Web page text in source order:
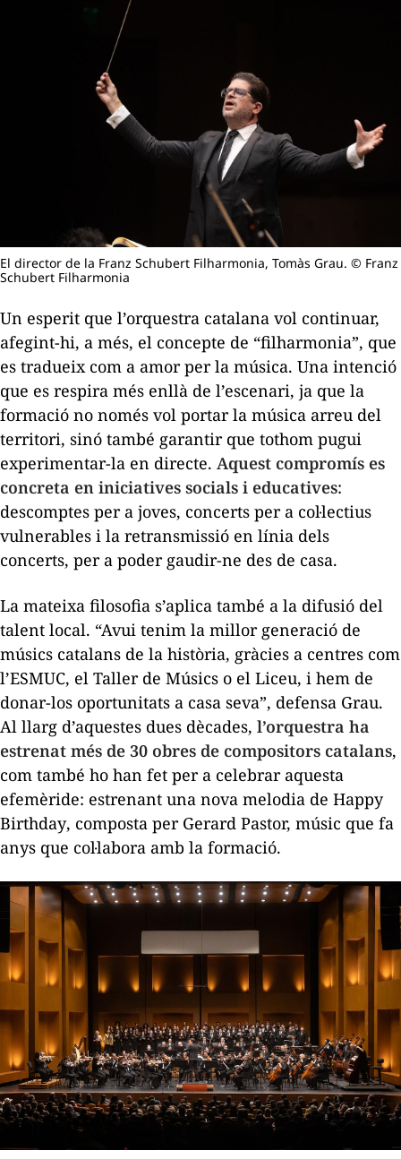
El director de la Franz Schubert Filharmonia, Tomàs Grau. © Franz
Schubert Filharmonia
Un esperit que l’orquestra catalana vol continuar,
afegint-hi, a més, el concepte de “filharmonia”, que
es tradueix com a amor per la música. Una intenció
que es respira més enllà de l’escenari, ja que la
formació no només vol portar la música arreu del
territori, sinó també garantir que tothom pugui
experimentar-la en directe. Aquest compromís es
concreta en iniciatives socials i educatives:
descomptes per a joves, concerts per a col·lectius
vulnerables i la retransmissió en línia dels
concerts, per a poder gaudir-ne des de casa.
La mateixa filosofia s’aplica també a la difusió del
talent local. “Avui tenim la millor generació de
músics catalans de la història, gràcies a centres com
l’ESMUC, el Taller de Músics o el Liceu, i hem de
donar-los oportunitats a casa seva”, defensa Grau.
Al llarg d’aquestes dues dècades, l’orquestra ha
estrenat més de 30 obres de compositors catalans,
com també ho han fet per a celebrar aquesta
efemèride: estrenant una nova melodia de Happy
Birthday, composta per Gerard Pastor, músic que fa
anys que col·labora amb la formació.